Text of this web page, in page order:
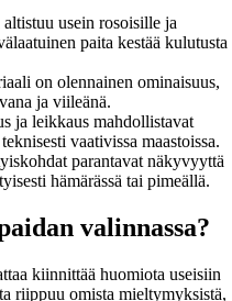
usein rosoisille ja
paita kestää kulutusta
on olennainen ominaisuus,
ja viileänä.
ja leikkaus mahdollistavat
vaativissa maastoissa.
parantavat näkyvyyttä
hämärässä tai pimeällä.
valinnassa?
kiinnittää huomiota useisiin
riippuu omista mieltymyksistä,